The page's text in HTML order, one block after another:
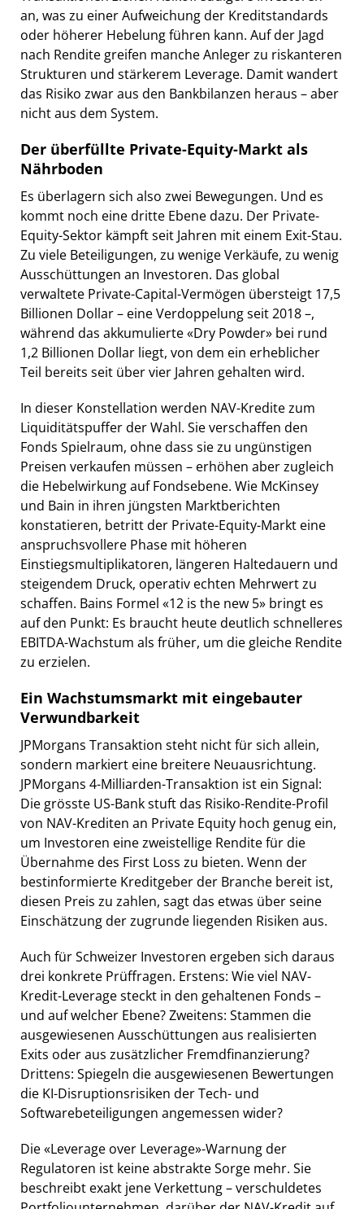
an, was zu einer Aufweichung der Kreditstandards
oder höherer Hebelung führen kann. Auf der Jagd
nach Rendite greifen manche Anleger zu riskanteren
Strukturen und stärkerem Leverage. Damit wandert
das Risiko zwar aus den Bankbilanzen heraus – aber
nicht aus dem System.
Der überfüllte Private-Equity-Markt als
Nährboden
Es überlagern sich also zwei Bewegungen. Und es
kommt noch eine dritte Ebene dazu. Der Private-
Equity-Sektor kämpft seit Jahren mit einem Exit-Stau.
Zu viele Beteiligungen, zu wenige Verkäufe, zu wenig
Ausschüttungen an Investoren. Das global
verwaltete Private-Capital-Vermögen übersteigt 17,5
Billionen Dollar – eine Verdoppelung seit 2018 –,
während das akkumulierte «Dry Powder» bei rund
1,2 Billionen Dollar liegt, von dem ein erheblicher
Teil bereits seit über vier Jahren gehalten wird.
In dieser Konstellation werden NAV-Kredite zum
Liquiditätspuffer der Wahl. Sie verschaffen den
Fonds Spielraum, ohne dass sie zu ungünstigen
Preisen verkaufen müssen – erhöhen aber zugleich
die Hebelwirkung auf Fondsebene. Wie McKinsey
und Bain in ihren jüngsten Marktberichten
konstatieren, betritt der Private-Equity-Markt eine
anspruchsvollere Phase mit höheren
Einstiegsmultiplikatoren, längeren Haltedauern und
steigendem Druck, operativ echten Mehrwert zu
schaffen. Bains Formel «12 is the new 5» bringt es
auf den Punkt: Es braucht heute deutlich schnelleres
EBITDA-Wachstum als früher, um die gleiche Rendite
zu erzielen.
Ein Wachstumsmarkt mit eingebauter
Verwundbarkeit
JPMorgans Transaktion steht nicht für sich allein,
sondern markiert eine breitere Neuausrichtung.
JPMorgans 4-Milliarden-Transaktion ist ein Signal:
Die grösste US-Bank stuft das Risiko-Rendite-Profil
von NAV-Krediten an Private Equity hoch genug ein,
um Investoren eine zweistellige Rendite für die
Übernahme des First Loss zu bieten. Wenn der
bestinformierte Kreditgeber der Branche bereit ist,
diesen Preis zu zahlen, sagt das etwas über seine
Einschätzung der zugrunde liegenden Risiken aus.
Auch für Schweizer Investoren ergeben sich daraus
drei konkrete Prüffragen. Erstens: Wie viel NAV-
Kredit-Leverage steckt in den gehaltenen Fonds –
und auf welcher Ebene? Zweitens: Stammen die
ausgewiesenen Ausschüttungen aus realisierten
Exits oder aus zusätzlicher Fremdfinanzierung?
Drittens: Spiegeln die ausgewiesenen Bewertungen
die KI-Disruptionsrisiken der Tech- und
Softwarebeteiligungen angemessen wider?
Die «Leverage over Leverage»-Warnung der
Regulatoren ist keine abstrakte Sorge mehr. Sie
beschreibt exakt jene Verkettung – verschuldetes